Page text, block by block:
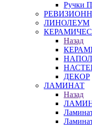
Ручки
ЛИНОЛЕУМ
Назад
ДЕКОР
ЛАМИНАТ
Назад